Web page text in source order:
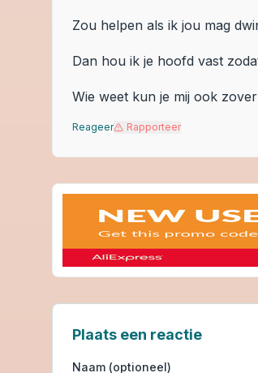
Zou helpen als ik jou mag
Dan hou ik je hoofd vast
Wie weet kun je mij ook
Reageer Rapporteer
Plaats een reactie
Naam (optioneel)